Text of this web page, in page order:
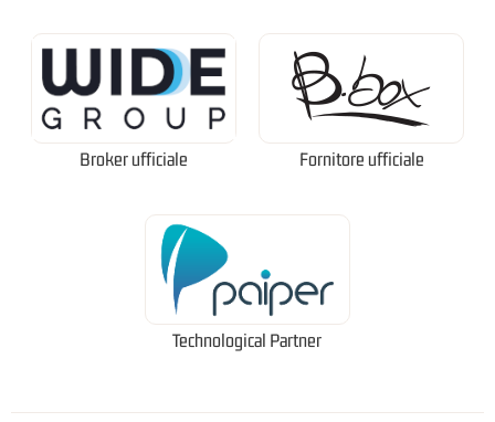
Broker ufficiale Fornitore ufficiale
Technological Partner